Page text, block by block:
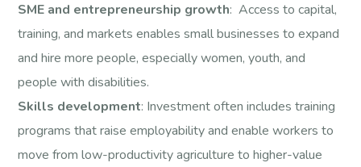
SME and entrepreneurship growth: Access to capital,
training, and markets enables small businesses to expand
and hire more people, especially women, youth, and
people with disabilities.
Skills development: Investment often includes training
programs that raise employability and enable workers to
move from low-productivity agriculture to higher-value